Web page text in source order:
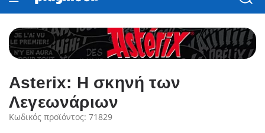
Asterix: Η σκηνή των
Λεγεωνάριων
Κωδικός προϊόντος: 71829